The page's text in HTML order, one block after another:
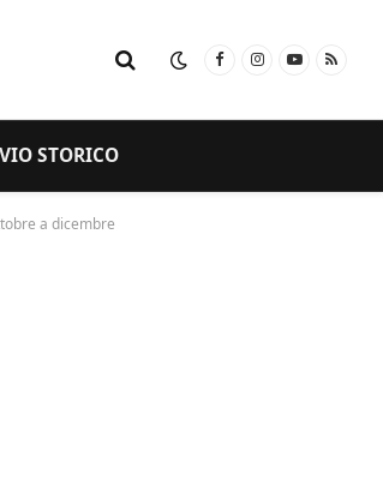
FacebookInstagram
YouTube
RSS
STORICO
a dicembre